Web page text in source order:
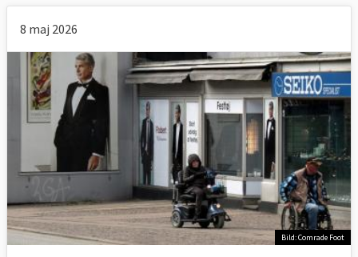
8 maj 2026
Bild: Comrade Foot